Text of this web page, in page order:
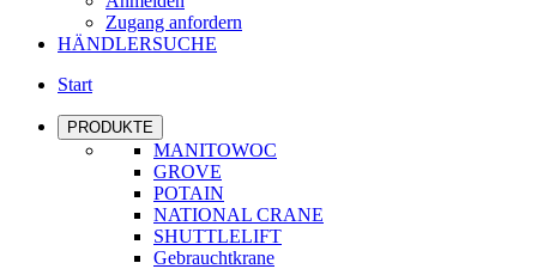
Zugang anfordern
HÄNDLERSUCHE
Start
PRODUKTE
MANITOWOC
GROVE
POTAIN
NATIONAL CRANE
SHUTTLELIFT
Gebrauchtkrane